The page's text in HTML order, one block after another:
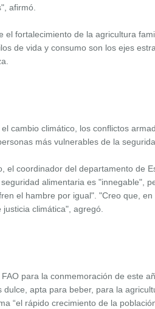
afirmó.
el fortalecimiento de la agricultura
de vida y consumo son los ejes
cambio climático, los conflictos
más vulnerables de la
el coordinador del departamento de
alimentaria es "innegable",
el hambre por igual". "Creo que,
climática", agregó.
para la conmemoración de este
dulce, apta para beber, para la
“el rápido crecimiento de la